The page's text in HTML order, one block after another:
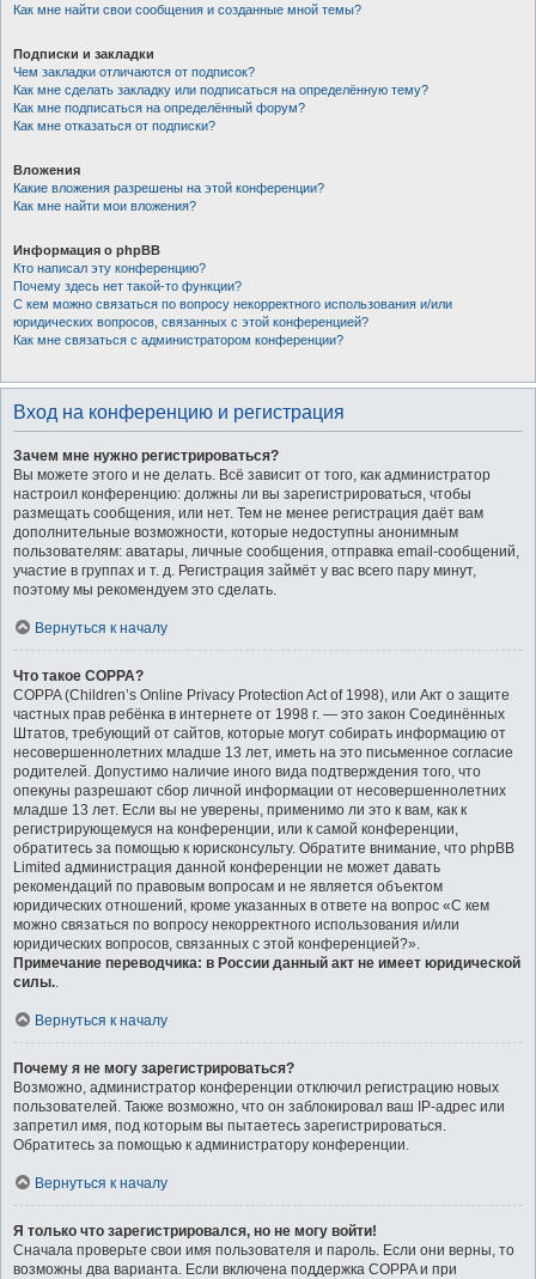
Как мне найти свои сообщения и созданные мной темы?
Подписки и закладки
Чем закладки отличаются от подписок?
Как мне сделать закладку или подписаться на определённую тему?
Как мне подписаться на определённый форум?
Как мне отказаться от подписки?
Вложения
Какие вложения разрешены на этой конференции?
Как мне найти мои вложения?
Информация о phpBB
Кто написал эту конференцию?
Почему здесь нет такой-то функции?
С кем можно связаться по вопросу некорректного использования и/или
юридических вопросов, связанных с этой конференцией?
Как мне связаться с администратором конференции?
Вход на конференцию и регистрация
Зачем мне нужно регистрироваться?
Вы можете этого и не делать. Всё зависит от того, как администратор
настроил конференцию: должны ли вы зарегистрироваться, чтобы
размещать сообщения, или нет. Тем не менее регистрация даёт вам
дополнительные возможности, которые недоступны анонимным
пользователям: аватары, личные сообщения, отправка email-сообщений,
участие в группах и т. д. Регистрация займёт у вас всего пару минут,
поэтому мы рекомендуем это сделать.
Вернуться к началу
Что такое COPPA?
COPPA (Children’s Online Privacy Protection Act of 1998), или Акт о защите
частных прав ребёнка в интернете от 1998 г. — это закон Соединённых
Штатов, требующий от сайтов, которые могут собирать информацию от
несовершеннолетних младше 13 лет, иметь на это письменное согласие
родителей. Допустимо наличие иного вида подтверждения того, что
опекуны разрешают сбор личной информации от несовершеннолетних
младше 13 лет. Если вы не уверены, применимо ли это к вам, как к
регистрирующемуся на конференции, или к самой конференции,
обратитесь за помощью к юрисконсульту. Обратите внимание, что phpBB
Limited администрация данной конференции не может давать
рекомендаций по правовым вопросам и не является объектом
юридических отношений, кроме указанных в ответе на вопрос «С кем
можно связаться по вопросу некорректного использования и/или
юридических вопросов, связанных с этой конференцией?».
Примечание переводчика: в России данный акт не имеет юридической
силы..
Вернуться к началу
Почему я не могу зарегистрироваться?
Возможно, администратор конференции отключил регистрацию новых
пользователей. Также возможно, что он заблокировал ваш IP-адрес или
запретил имя, под которым вы пытаетесь зарегистрироваться.
Обратитесь за помощью к администратору конференции.
Вернуться к началу
Я только что зарегистрировался, но не могу войти!
Сначала проверьте свои имя пользователя и пароль. Если они верны, то
возможны два варианта. Если включена поддержка COPPA и при